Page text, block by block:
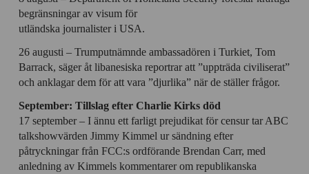
begränsningar av visum för
utländska journalister i USA.
26 augusti – Trumputnämnde ambassadören i Turkiet, Tom
Barrack, säger åt libanesiska reportrar att ”uppträda civiliserat”
och anklagar dem för att vara ”djurlika” när de ställer frågor.
September: Tillslag efter Charlie Kirks död
17 september – I ännu ett farligt prejudikat för censur tar ABC
talkshowvärden Jimmy Kimmel ur sändning efter
påtryckningar från FCC:s ordförande Brendan Carr, med
anledning av Kimmels kommentarer om republikanska